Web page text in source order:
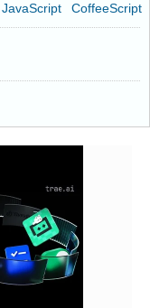
JavaScript CoffeeScript